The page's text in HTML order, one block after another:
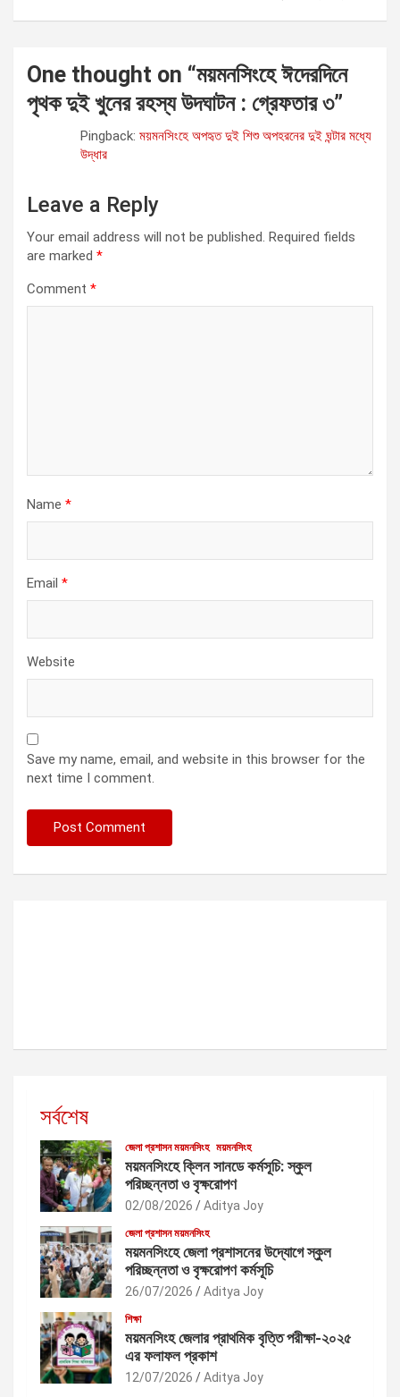
One thought on “ময়মনসিংহে ঈদেরদিনে
পৃথক দুই খুনের রহস্য উদঘাটন : গ্রেফতার ৩”
Pingback: ময়মনসিংহে অপহৃত দুই শিশু অপহরনের দুই ঘন্টার মধ্যে
উদ্ধার
Leave a Reply
Your email address will not be published. Required fields
are marked *
Comment *
Name *
Email *
Website
Save my name, email, and website in this browser for the
next time I comment.
সর্বশেষ
জেলা প্রশাসন ময়মনসিংহ ময়মনসিংহ
ময়মনসিংহে ক্লিন সানডে কর্মসূচি: স্কুল
পরিচ্ছন্নতা ও বৃক্ষরোপণ
02/08/2026 Aditya Joy
জেলা প্রশাসন ময়মনসিংহ
ময়মনসিংহে জেলা প্রশাসনের উদ্যোগে স্কুল
পরিচ্ছন্নতা ও বৃক্ষরোপণ কর্মসূচি
26/07/2026 Aditya Joy
শিক্ষা
ময়মনসিংহ জেলার প্রাথমিক বৃত্তি পরীক্ষা-২০২৫
এর ফলাফল প্রকাশ
12/07/2026 Aditya Joy